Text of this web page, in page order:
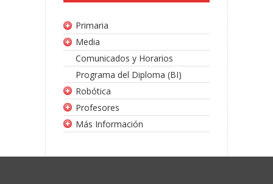
Primaria
Media
Comunicados y Horarios
Programa del Diploma (BI)
Robótica
Profesores
Más Información